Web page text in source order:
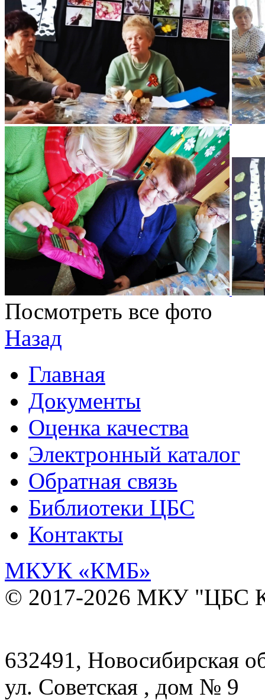
Посмотреть все фото
Назад
Главная
Документы
Оценка качества
Электронный каталог
Обратная связь
Библиотеки ЦБС
Контакты
МКУК «КМБ»
© 2017-2026 МКУ "ЦБС
632491, Новосибирская
ул. Советская , дом № 9